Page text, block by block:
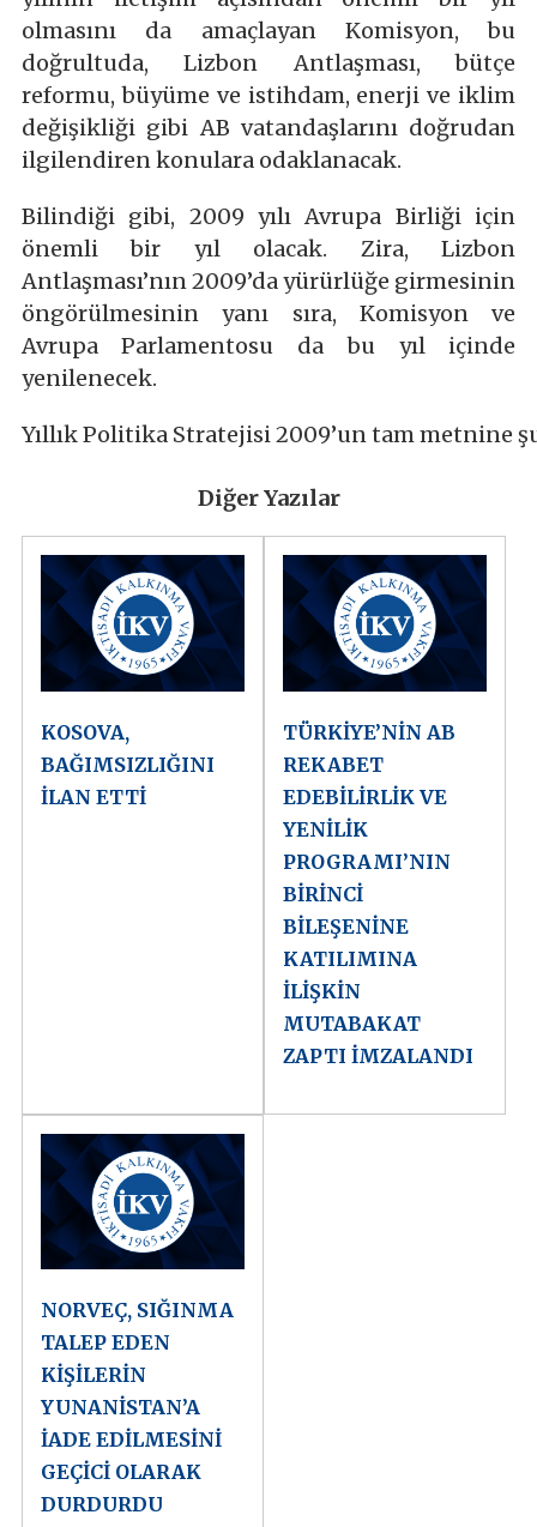
olmasını da amaçlayan Komisyon, bu
doğrultuda, Lizbon Antlaşması, bütçe
reformu, büyüme ve istihdam, enerji ve iklim
değişikliği gibi AB vatandaşlarını doğrudan
ilgilendiren konulara odaklanacak.
Bilindiği gibi, 2009 yılı Avrupa Birliği için
önemli bir yıl olacak. Zira, Lizbon
Antlaşması’nın 2009’da yürürlüğe girmesinin
öngörülmesinin yanı sıra, Komisyon ve
Avrupa Parlamentosu da bu yıl içinde
yenilenecek.
Yıllık Politika Stratejisi 2009’un tam metnine
Diğer Yazılar
KOSOVA,
BAĞIMSIZLIĞINI
İLAN ETTİ
TÜRKİYE’NİN AB
REKABET
EDEBİLİRLİK VE
YENİLİK
PROGRAMI’NIN
BİRİNCİ
BİLEŞENİNE
KATILIMINA
İLİŞKİN
MUTABAKAT
ZAPTI İMZALANDI
NORVEÇ, SIĞINMA
TALEP EDEN
KİŞİLERİN
YUNANİSTAN’A
İADE EDİLMESİNİ
GEÇİCİ OLARAK
DURDURDU